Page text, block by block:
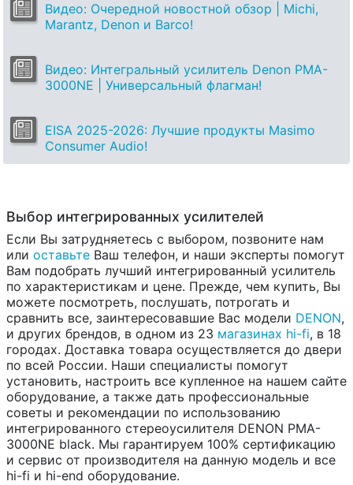
Видео: Очередной новостной обзор | Michi,
Marantz, Denon и Barco!
Видео: Интегральный усилитель Denon PMA-
3000NE | Универсальный флагман!
EISA 2025-2026: Лучшие продукты Masimo
Consumer Audio!
Выбор интегрированных усилителей
Если Вы затрудняетесь с выбором, позвоните нам
или оставьте Ваш телефон, и наши эксперты помогут
Вам подобрать лучший интегрированный усилитель
по характеристикам и цене. Прежде, чем купить, Вы
можете посмотреть, послушать, потрогать и
сравнить все, заинтересовавшие Вас модели DENON,
и других брендов, в одном из 23 магазинах hi-fi, в 18
городах. Доставка товара осуществляется до двери
по всей России. Наши специалисты помогут
установить, настроить все купленное на нашем сайте
оборудование, а также дать профессиональные
советы и рекомендации по использованию
интегрированного стереоусилителя DENON PMA-
3000NE black. Мы гарантируем 100% сертификацию
и сервис от производителя на данную модель и все
hi-fi и hi-end оборудование.